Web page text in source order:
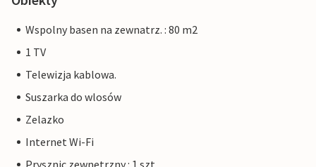
Wspolny basen na zewnatrz. : 80 m2
1 TV
Telewizja kablowa.
Suszarka do wlosów
Zelazko
Internet Wi-Fi